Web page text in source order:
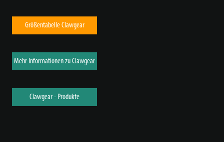
Größentabelle Clawgear
Mehr Informationen zu Clawgear
Clawgear - Produkte